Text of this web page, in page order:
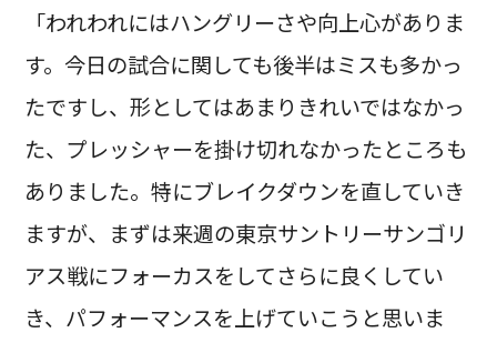
「われわれにはハングリーさや向上心がありま
す。今日の試合に関しても後半はミスも多かっ
たですし、形としてはあまりきれいではなかっ
た、プレッシャーを掛け切れなかったところも
ありました。特にブレイクダウンを直していき
ますが、まずは来週の東京サントリーサンゴリ
アス戦にフォーカスをしてさらに良くしてい
き、パフォーマンスを上げていこうと思いま